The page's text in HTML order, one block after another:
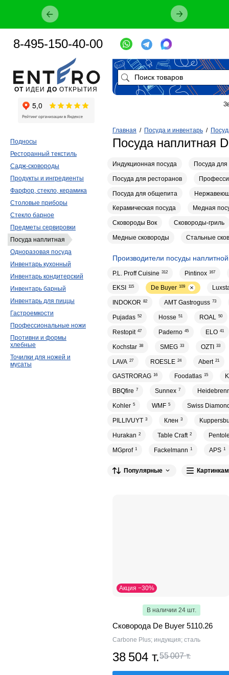
Главная / Посуда и инвентарь /
Посуда наплитная
Индукционная посуда Посуда
Посуда для ресторанов
Посуда для общепита
Керамическая посуда Медная
Сковороды Вок Сковороды-гриль
Медные сковороды Стальные
Производители посуды наплитной
P.L. Proff Cuisine 312 Pintinox 167
EKSI 115 De Buyer 109
INDOKOR 82 AMT Gastroguss 73
Pujadas 52 Hosse 51 ROAL 50
Restopit 47 Paderno 45 ELO 41
Kochstar 38 SMEG 33 OZTI 33
LAVA 27 ROESLE 24 Abert 21
GASTRORAG 16 Foodatlas 15
BBQfire 7 Sunnex 7
Kohler 5 WMF 5 Swiss
PILLIVUYT 3 Клен 3
Hurakan 2 Table Craft 2
MGprof 1 Fackelmann 1 APS 1
Популярные
Акция −30%
В наличии 24 шт.
Сковорода De Buyer 5110.26
Carbone Plus; индукция; сталь
38 504 т.55 007 т.
Подносы
Ресторанный текстиль
Садж-сковороды
Продукты и ингредиенты
Фарфор, стекло, керамика
Столовые приборы
Стекло барное
Предметы сервировки
Посуда наплитная
Одноразовая посуда
Инвентарь кухонный
Инвентарь кондитерский
Инвентарь барный
Инвентарь для пиццы
Гастроемкости
Профессиональные ножи
Противни и формы
хлебные
Точилки для ножей и
мусаты
ОТ ИДЕИ ДО ОТКРЫТИЯ
8-495-150-40-00